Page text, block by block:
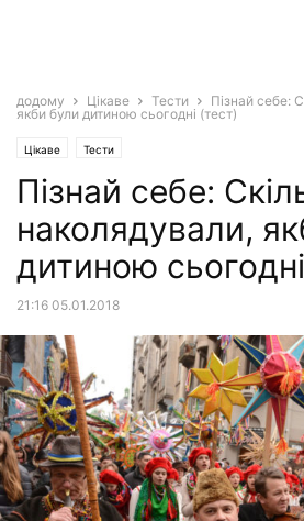
додому Цікаве Тести
Пізнай себе:
якби були дитиною сьогодні (тест)
Цікаве Тести
Пізнай себе:
наколядували,
дитиною
21:16 05.01.2018